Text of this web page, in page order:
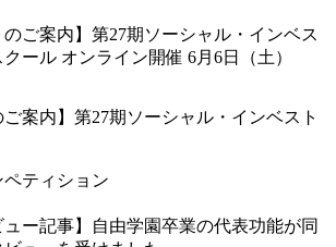
ご案内】第27期ソーシャル・インベスト
ペティション